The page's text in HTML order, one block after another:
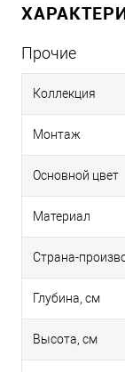
Прочие
Коллекция
Монтаж
Основной цвет
Материал
Страна-
Глубина, см
Высота, см